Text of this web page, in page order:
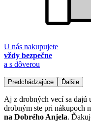
U nás nakupujete
vždy bezpečne
a s dôverou
Predchádzajúce Ďalšie
Aj z drobných vecí sa
drobným ste pri nákupoch
na Dobrého Anjela.